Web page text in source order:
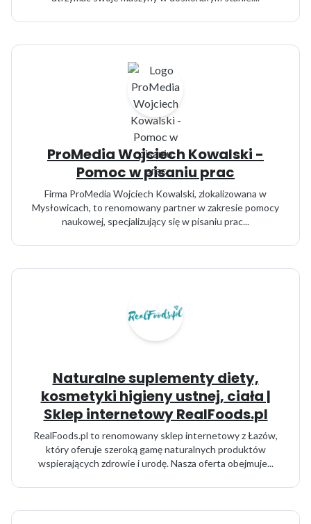
ProMedia Wojciech Kowalski -
Pomoc w pisaniu prac
Firma ProMedia Wojciech Kowalski, zlokalizowana w
Mysłowicach, to renomowany partner w zakresie pomocy
naukowej, specjalizujący się w pisaniu prac...
Naturalne suplementy diety,
kosmetyki higieny ustnej, ciała |
Sklep internetowy RealFoods.pl
RealFoods.pl to renomowany sklep internetowy z Łazów,
który oferuje szeroką gamę naturalnych produktów
wspierających zdrowie i urodę. Nasza oferta obejmuje...